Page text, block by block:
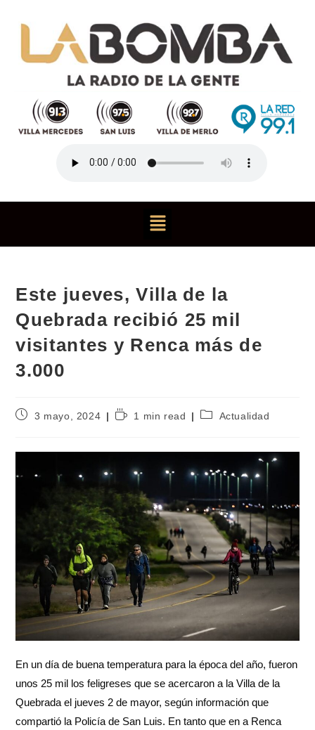
Este jueves, Villa de la
Quebrada recibió 25 mil
visitantes y Renca más de
3.000
3 mayo, 2024 1 min read Actualidad
En un día de buena temperatura para la época del año, fueron
unos 25 mil los feligreses que se acercaron a la Villa de la
Quebrada el jueves 2 de mayor, según información que
compartió la Policía de San Luis. En tanto que en a Renca